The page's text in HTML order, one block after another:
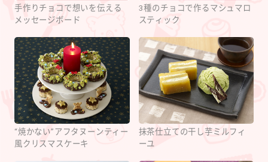
手作りチョコで想いを伝える
メッセージボード
3種のチョコで作るマシュマロ
スティック
“焼かない”アフタヌーンティー
風クリスマスケーキ
抹茶仕立ての干し芋ミルフィ
ーユ